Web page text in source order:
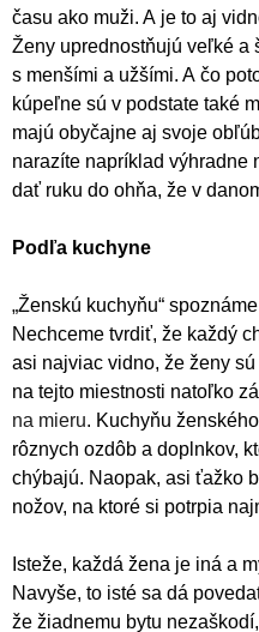
času ako muži. A je to aj
Ženy uprednostňujú veľké a
s menšími a užšími. A čo
kúpeľne sú v podstate také
majú obyčajne aj svoje
narazíte napríklad výhradne
dať ruku do ohňa, že v
Podľa kuchyne
„Ženskú kuchyňu“
Nechceme tvrdiť, že každý
asi najviac vidno, že ženy
na tejto miestnosti natoľko
na mieru. Kuchyňu
rôznych ozdôb a doplnkov,
chýbajú. Naopak, asi ťažko
nožov, na ktoré si potrpia
Isteže, každá žena je iná a
Navyše, to isté sa dá
že žiadnemu bytu